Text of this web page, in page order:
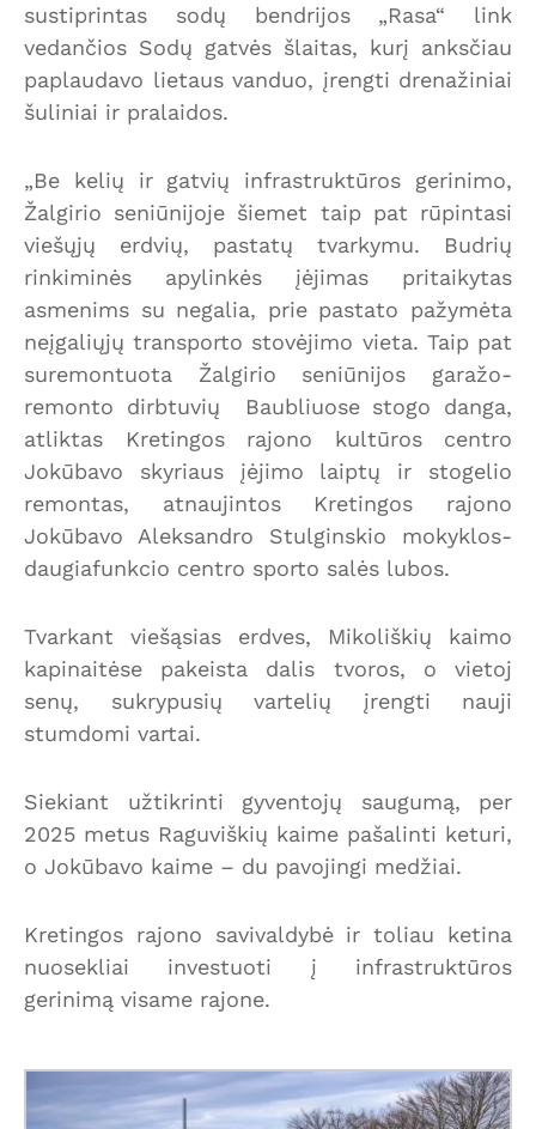
sustiprintas sodų bendrijos „Rasa“ link
vedančios Sodų gatvės šlaitas, kurį anksčiau
paplaudavo lietaus vanduo, įrengti drenažiniai
šuliniai ir pralaidos.
„Be kelių ir gatvių infrastruktūros gerinimo,
Žalgirio seniūnijoje šiemet taip pat rūpintasi
viešųjų erdvių, pastatų tvarkymu. Budrių
rinkiminės apylinkės įėjimas pritaikytas
asmenims su negalia, prie pastato pažymėta
neįgaliųjų transporto stovėjimo vieta. Taip pat
suremontuota Žalgirio seniūnijos garažo-
remonto dirbtuvių Baubliuose stogo danga,
atliktas Kretingos rajono kultūros centro
Jokūbavo skyriaus įėjimo laiptų ir stogelio
remontas, atnaujintos Kretingos rajono
Jokūbavo Aleksandro Stulginskio mokyklos-
daugiafunkcio centro sporto salės lubos.
Tvarkant viešąsias erdves, Mikoliškių kaimo
kapinaitėse pakeista dalis tvoros, o vietoj
senų, sukrypusių vartelių įrengti nauji
stumdomi vartai.
Siekiant užtikrinti gyventojų saugumą, per
2025 metus Raguviškių kaime pašalinti keturi,
o Jokūbavo kaime – du pavojingi medžiai.
Kretingos rajono savivaldybė ir toliau ketina
nuosekliai investuoti į infrastruktūros
gerinimą visame rajone.